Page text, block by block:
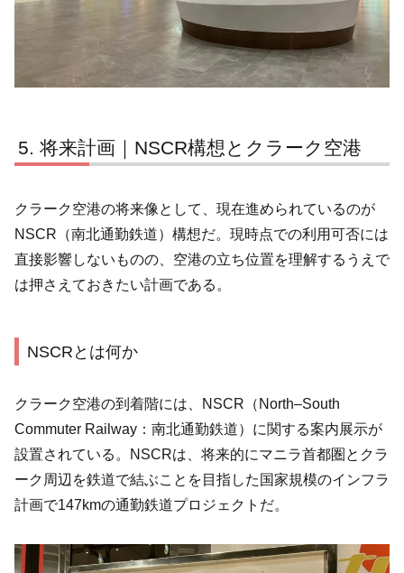
将来計画｜NSCR構想とクラーク空港
クラーク空港の将来像として、現在進められているのが
NSCR（南北通勤鉄道）構想だ。現時点での利用可否には
直接影響しないものの、空港の立ち位置を理解するうえで
は押さえておきたい計画である。
NSCRとは何か
クラーク空港の到着階には、NSCR（North–South
Commuter Railway：南北通勤鉄道）に関する案内展示が
設置されている。NSCRは、将来的にマニラ首都圏とクラ
ーク周辺を鉄道で結ぶことを目指した国家規模のインフラ
計画で147kmの通勤鉄道プロジェクトだ。